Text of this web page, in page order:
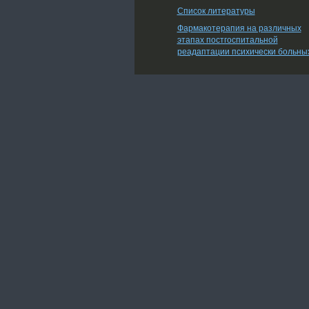
Список литературы
Фармакотерапия на различных
этапах постгоспитальной
реадаптации психически